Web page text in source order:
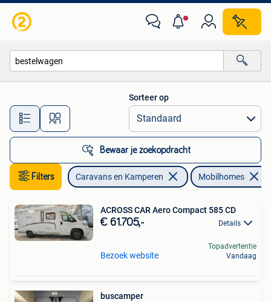
Alle afstanden…
Sorteer op
Bewaar je zoekopdracht
Filters Caravans en Kamperen Mobilhomes
ACROSS CAR Aero Compact 585 CD
€ 61.705,- Details
Bezoek website
Topadvertentie
Vandaag
buscamper